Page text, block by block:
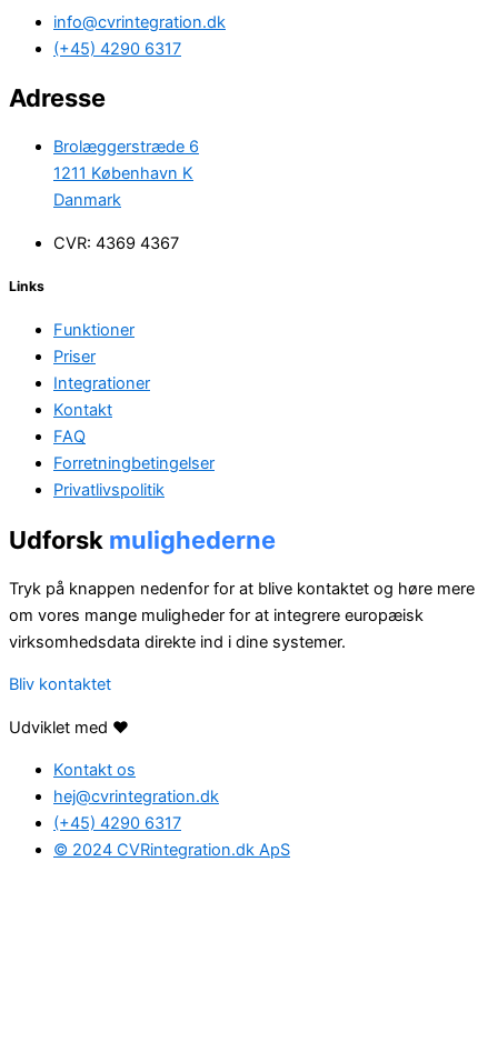
info@cvrintegration.dk
(+45) 4290 6317
Adresse
Brolæggerstræde 6
1211 København K
Danmark
CVR: 4369 4367
Links
Funktioner
Priser
Integrationer
Kontakt
FAQ
Forretningbetingelser
Privatlivspolitik
Udforsk mulighederne
Tryk på knappen nedenfor for at blive kontaktet og høre mere
om vores mange muligheder for at integrere europæisk
virksomhedsdata direkte ind i dine systemer.
Bliv kontaktet
Udviklet med ❤️
Kontakt os
hej@cvrintegration.dk
(+45) 4290 6317
© 2024 CVRintegration.dk ApS